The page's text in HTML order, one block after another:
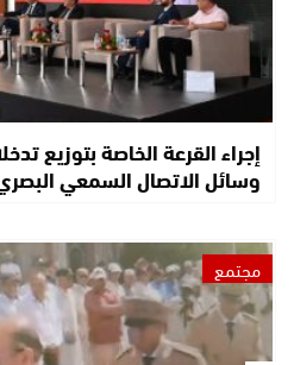
إجراء القرعة الخاصة بتوزيع
وسائل الاتصال السمعي
مجتمع